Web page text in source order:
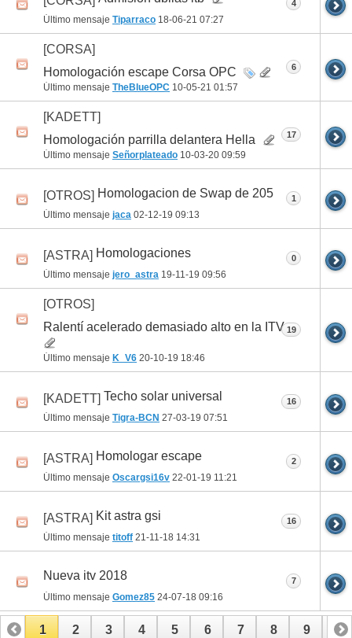
Último mensaje Tiparraco 18-06-21 07:27
4
[CORSA]
Homologación escape Corsa OPC
Último mensaje TheBlueOPC 10-05-21 01:57
6
[KADETT]
Homologación parrilla delantera Hella
Último mensaje Señorplateado 10-03-20 09:59
17
[OTROS] Homologacion de Swap de 205
Último mensaje jaca 02-12-19 09:13
1
[ASTRA] Homologaciones
Último mensaje jero_astra 19-11-19 09:56
0
[OTROS]
Ralentí acelerado demasiado alto en la ITV
Último mensaje K_V6 20-10-19 18:46
19
[KADETT] Techo solar universal
Último mensaje Tigra-BCN 27-03-19 07:51
16
[ASTRA] Homologar escape
Último mensaje Oscargsi16v 22-01-19 11:21
2
[ASTRA] Kit astra gsi
Último mensaje titoff 21-11-18 14:31
16
Nueva itv 2018
Último mensaje Gomez85 24-07-18 09:16
7
1 2 3 4 5 6 7 8 9 10